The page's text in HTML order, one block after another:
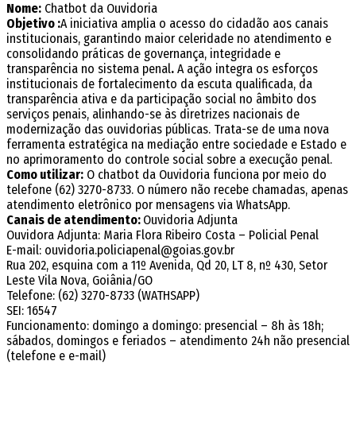
Nome: Chatbot da Ouvidoria
Objetivo :A iniciativa amplia o acesso do cidadão aos canais
institucionais, garantindo maior celeridade no atendimento e
consolidando práticas de governança, integridade e
transparência no sistema penal. A ação integra os esforços
institucionais de fortalecimento da escuta qualificada, da
transparência ativa e da participação social no âmbito dos
serviços penais, alinhando-se às diretrizes nacionais de
modernização das ouvidorias públicas. Trata-se de uma nova
ferramenta estratégica na mediação entre sociedade e Estado e
no aprimoramento do controle social sobre a execução penal.
Como utilizar: O chatbot da Ouvidoria funciona por meio do
telefone (62) 3270-8733. O número não recebe chamadas, apenas
atendimento eletrônico por mensagens via WhatsApp.
Canais de atendimento: Ouvidoria Adjunta
Ouvidora Adjunta: Maria Flora Ribeiro Costa – Policial Penal
E-mail: ouvidoria.policiapenal@goias.gov.br
Rua 202, esquina com a 11º Avenida, Qd 20, LT 8, nº 430, Setor
Leste Vila Nova, Goiânia/GO
Telefone: (62) 3270-8733 (WATHSAPP)
SEI: 16547
Funcionamento: domingo a domingo: presencial – 8h às 18h;
sábados, domingos e feriados – atendimento 24h não presencial
(telefone e e-mail)